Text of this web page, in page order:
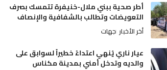
أطر صحية ببني ملال-خنيفرة تتمسك بصرف
التعويضات وتطالب بالشفافية والإنصاف
أخر الأخبار جهات
عيار ناري يُنهي اعتداءً خطيراً لسوابق على
والديه وتدخل أمني بمدينة مكناس